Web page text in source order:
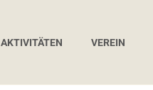
AKTIVITÄTEN VEREIN